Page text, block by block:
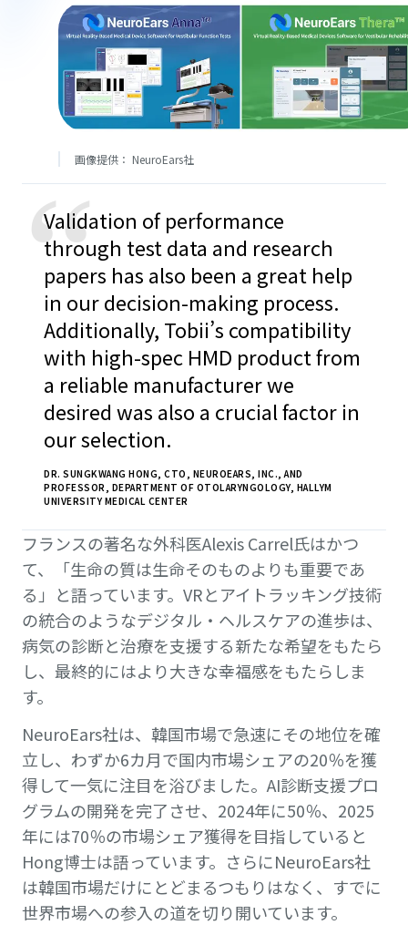
画像提供： NeuroEars社
“
Validation of performance
through test data and research
papers has also been a great help
in our decision-making process.
Additionally, Tobii’s compatibility
with high-spec HMD product from
a reliable manufacturer we
desired was also a crucial factor in
our selection.
DR. SUNGKWANG HONG, CTO, NEUROEARS, INC., AND
PROFESSOR, DEPARTMENT OF OTOLARYNGOLOGY, HALLYM
UNIVERSITY MEDICAL CENTER
フランスの著名な外科医Alexis Carrel氏はかつ
て、「生命の質は生命そのものよりも重要であ
る」と語っています。VRとアイトラッキング技術
の統合のようなデジタル・ヘルスケアの進歩は、
病気の診断と治療を支援する新たな希望をもたら
し、最終的にはより大きな幸福感をもたらしま
す。
NeuroEars社は、韓国市場で急速にその地位を確
立し、わずか6カ月で国内市場シェアの20％を獲
得して一気に注目を浴びました。AI診断支援プロ
グラムの開発を完了させ、2024年に50％、2025
年には70％の市場シェア獲得を目指していると
Hong博士は語っています。さらにNeuroEars社
は韓国市場だけにとどまるつもりはなく、すでに
世界市場への参入の道を切り開いています。